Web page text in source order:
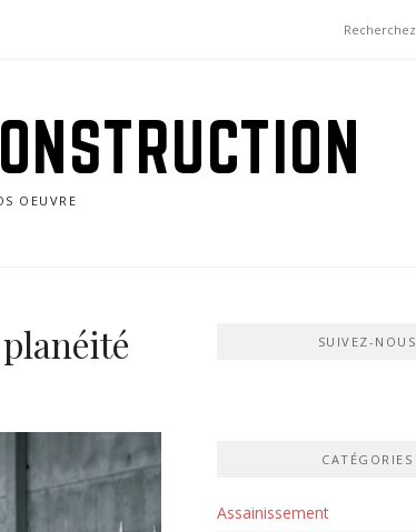
OEUVRE
SUIVEZ-NOUS
CATÉGORIES
Assainissement